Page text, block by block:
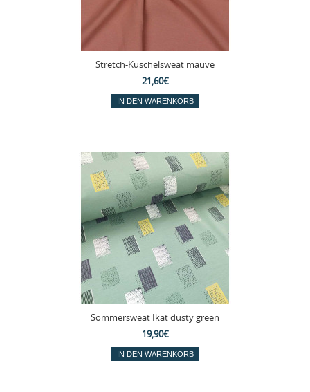
Stretch-Kuschelsweat mauve
21,60€
Sommersweat Ikat dusty green
19,90€